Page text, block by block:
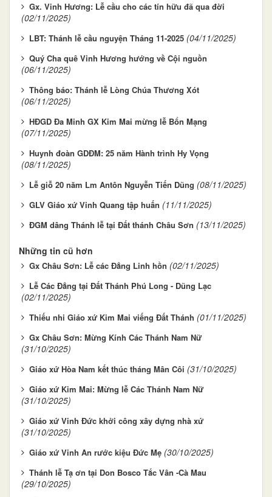
Gx. Vinh Hương: Lễ cầu cho các tín hữu đã qua đời
(02/11/2025)
LBT: Thánh lễ cầu nguyện Tháng 11-2025 (04/11/2025)
Quý Cha quê Vinh Hương hướng về Cội nguồn
(06/11/2025)
Thông báo: Thánh lễ Lòng Chúa Thương Xót
(06/11/2025)
HĐGD Đa Minh GX Kim Mai mừng lễ Bổn Mạng
(07/11/2025)
Huynh đoàn GDĐM: 25 năm Hành trình Hy Vọng
(08/11/2025)
Lễ giỗ 20 năm Lm Antôn Nguyễn Tiến Dũng (08/11/2025)
GLV Giáo xứ Vinh Quang tập huấn (11/11/2025)
ĐGM dâng Thánh lễ tại Đất thánh Châu Sơn (13/11/2025)
Những tin cũ hơn
Gx Châu Sơn: Lễ các Đẳng Linh hồn (02/11/2025)
Lễ Các Đẳng tại Đất Thánh Phú Long - Dũng Lạc
(02/11/2025)
Thiếu nhi Giáo xứ Kim Mai viếng Đất Thánh (01/11/2025)
Gx Châu Sơn: Mừng Kính Các Thánh Nam Nữ
(31/10/2025)
Giáo xứ Hòa Nam kết thúc tháng Mân Côi (31/10/2025)
Giáo xứ Kim Mai: Mừng lễ Các Thánh Nam Nữ
(31/10/2025)
Giáo xứ Vinh Đức khởi công xây dựng nhà xứ
(31/10/2025)
Giáo xứ Vinh An rước kiệu Đức Mẹ (30/10/2025)
Thánh lễ Tạ ơn tại Don Bosco Tắc Vân -Cà Mau
(29/10/2025)